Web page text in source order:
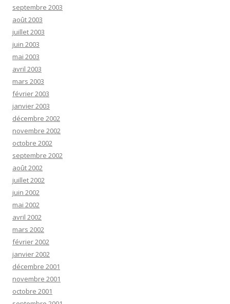
septembre 2003
août 2003
juillet 2003
juin 2003
mai 2003
avril 2003
mars 2003
février 2003
janvier 2003
décembre 2002
novembre 2002
octobre 2002
septembre 2002
août 2002
juillet 2002
juin 2002
mai 2002
avril 2002
mars 2002
février 2002
janvier 2002
décembre 2001
novembre 2001
octobre 2001